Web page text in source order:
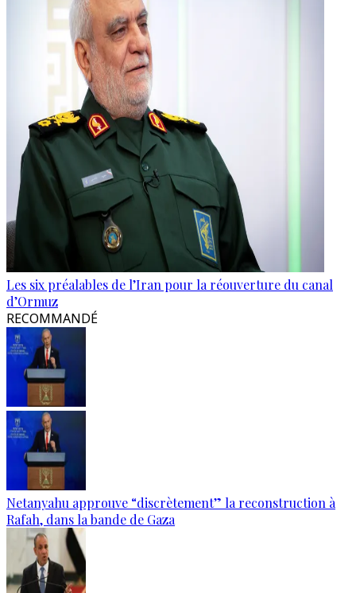
Les six préalables de l’Iran pour la réouverture du canal
d’Ormuz
RECOMMANDÉ
Netanyahu approuve “discrètement” la reconstruction à
Rafah, dans la bande de Gaza